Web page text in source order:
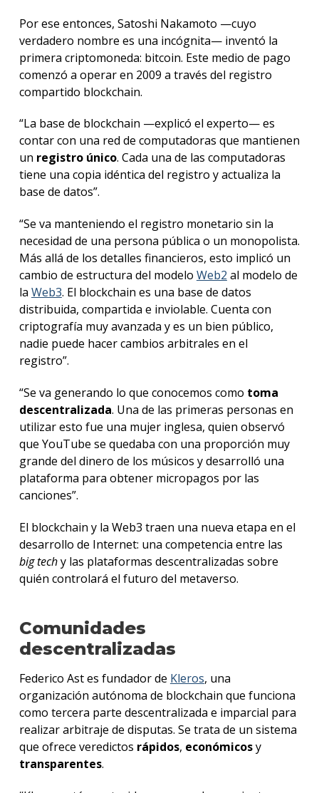
Por ese entonces, Satoshi Nakamoto —cuyo
verdadero nombre es una incógnita— inventó la
primera criptomoneda: bitcoin. Este medio de pago
comenzó a operar en 2009 a través del registro
compartido blockchain.
“La base de blockchain —explicó el experto— es
contar con una red de computadoras que mantienen
un registro único. Cada una de las computadoras
tiene una copia idéntica del registro y actualiza la
base de datos”.
“Se va manteniendo el registro monetario sin la
necesidad de una persona pública o un monopolista.
Más allá de los detalles financieros, esto implicó un
cambio de estructura del modelo Web2 al modelo de
la Web3. El blockchain es una base de datos
distribuida, compartida e inviolable. Cuenta con
criptografía muy avanzada y es un bien público,
nadie puede hacer cambios arbitrales en el
registro”.
“Se va generando lo que conocemos como toma
descentralizada. Una de las primeras personas en
utilizar esto fue una mujer inglesa, quien observó
que YouTube se quedaba con una proporción muy
grande del dinero de los músicos y desarrolló una
plataforma para obtener micropagos por las
canciones”.
El blockchain y la Web3 traen una nueva etapa en el
desarrollo de Internet: una competencia entre las
big techy las plataformas descentralizadas sobre
quién controlará el futuro del metaverso.
Comunidades
descentralizadas
Federico Ast es fundador de Kleros, una
organización autónoma de blockchain que funciona
como tercera parte descentralizada e imparcial para
realizar arbitraje de disputas. Se trata de un sistema
que ofrece veredictos rápidos, económicosy
transparentes.